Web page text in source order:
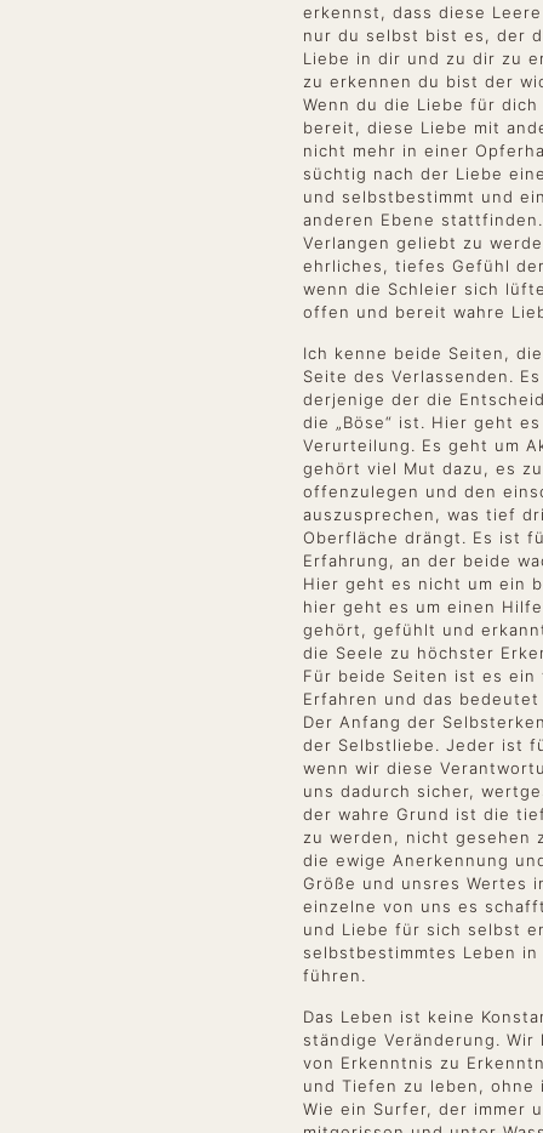
erkennst, dass diese
nur du selbst bist es, der
Liebe in dir und zu dir zu
zu erkennen du bist der
Wenn du die Liebe für
bereit, diese Liebe mit
nicht mehr in einer
süchtig nach der Liebe
und selbstbestimmt und
anderen Ebene
Verlangen geliebt zu
ehrliches, tiefes Gefühl
wenn die Schleier sich
offen und bereit wahre
Ich kenne beide Seiten,
Seite des Verlassenden.
derjenige der die
die „Böse“ ist. Hier geht
Verurteilung. Es geht um
gehört viel Mut dazu, es
offenzulegen und den
auszusprechen, was tief
Oberfläche drängt. Es ist
Erfahrung, an der beide
Hier geht es nicht um ein
hier geht es um einen
gehört, gefühlt und
die Seele zu höchster
Für beide Seiten ist es
Erfahren und das
Der Anfang der
der Selbstliebe. Jeder ist
wenn wir diese
uns dadurch sicher,
der wahre Grund ist die
zu werden, nicht gesehen
die ewige Anerkennung
Größe und unsres Wertes
einzelne von uns es
und Liebe für sich selbst
selbstbestimmtes Leben
führen.
Das Leben ist keine
ständige Veränderung.
von Erkenntnis zu
und Tiefen zu leben,
Wie ein Surfer, der immer